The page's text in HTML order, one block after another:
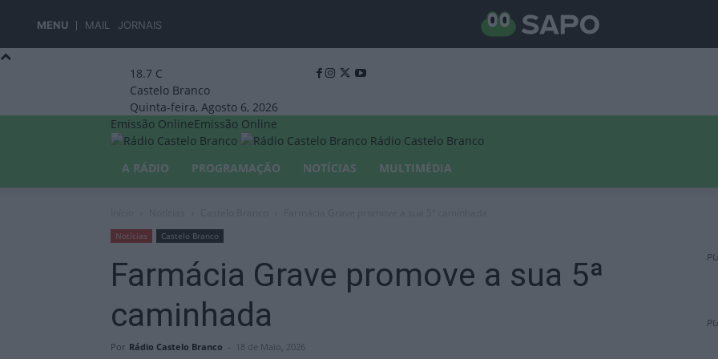
MENU MAIL JORNAIS
18.7 C
Castelo Branco
Quinta-feira, Agosto 6, 2026
Emissão OnlineEmissão Online
Rádio Castelo Branco
A RÁDIO
PROGRAMAÇÃO NOTÍCIAS MULTIMÉDIA
Notícias Castelo Branco
Farmácia Grave promove a sua 5ª
caminhada
Por Rádio Castelo Branco - 18 de Maio, 2026